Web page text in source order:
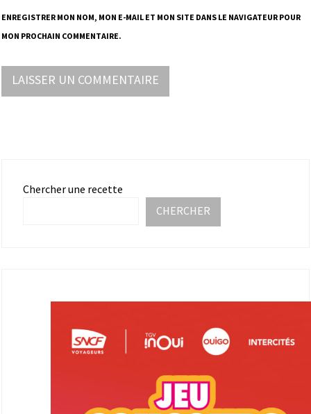
ENREGISTRER MON NOM, MON E-MAIL ET MON SITE DANS LE NAVIGATEUR POUR
MON PROCHAIN COMMENTAIRE.
Chercher une recette
CHERCHER